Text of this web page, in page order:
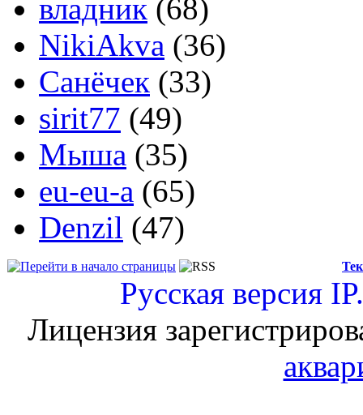
владник (68)
NikiAkva (36)
Санёчек (33)
sirit77 (49)
Мыша (35)
eu-eu-a (65)
Denzil (47)
Русская версия
Лицензия